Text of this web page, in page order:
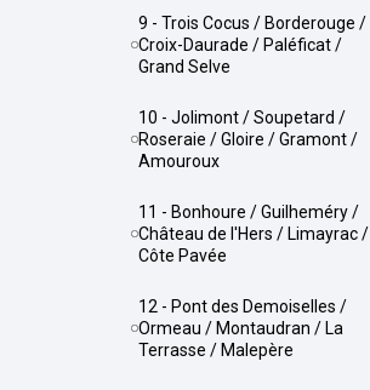
9 - Trois Cocus / Borderouge /
Croix-Daurade / Paléficat /
Grand Selve
10 - Jolimont / Soupetard /
Roseraie / Gloire / Gramont /
Amouroux
11 - Bonhoure / Guilheméry /
Château de l'Hers / Limayrac /
Côte Pavée
12 - Pont des Demoiselles /
Ormeau / Montaudran / La
Terrasse / Malepère